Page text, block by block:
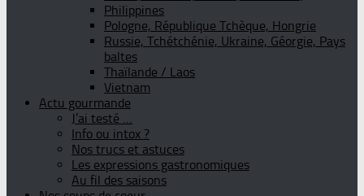
Philippines
Pologne, République Tchèque, Hongrie
Russie, Tchétchénie, Ukraine, Géorgie, Pays
baltes
Thaïlande / Laos
Vietnam
Actu gourmande
J’ai testé …
Info ou intox ?
Nos trucs et astuces
Les expressions gastronomiques
Au fil des saisons